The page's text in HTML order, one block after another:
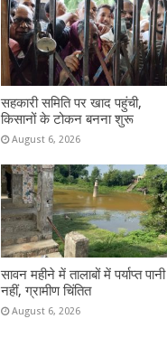
सहकारी समिति पर खाद पहुंची,
किसानों के टोकन बनना शुरू
August 6, 2026
सावन महीने में तालाबों में पर्याप्त पानी
नहीं, ग्रामीण चिंतित
August 6, 2026